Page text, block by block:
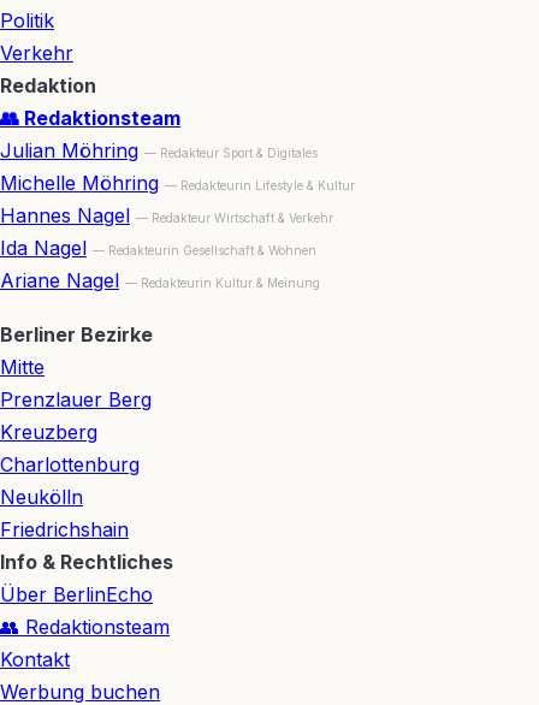
Politik
Verkehr
Redaktion
👥 Redaktionsteam
Julian Möhring — Redakteur Sport & Digitales
Michelle Möhring — Redakteurin Lifestyle & Kultur
Hannes Nagel — Redakteur Wirtschaft & Verkehr
Ida Nagel — Redakteurin Gesellschaft & Wohnen
Ariane Nagel — Redakteurin Kultur & Meinung
Berliner Bezirke
Mitte
Prenzlauer Berg
Kreuzberg
Charlottenburg
Neukölln
Friedrichshain
Info & Rechtliches
Über BerlinEcho
👥 Redaktionsteam
Kontakt
Werbung buchen